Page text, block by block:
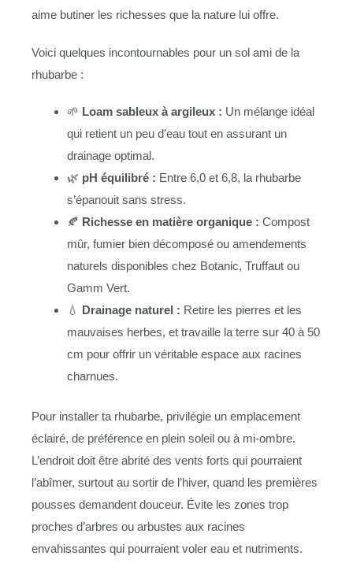
aime butiner les richesses que la nature lui offre.
Voici quelques incontournables pour un sol ami de la
rhubarbe :
🌱 Loam sableux à argileux : Un mélange idéal
qui retient un peu d’eau tout en assurant un
drainage optimal.
🌿 pH équilibré : Entre 6,0 et 6,8, la rhubarbe
s’épanouit sans stress.
🍂 Richesse en matière organique : Compost
mûr, fumier bien décomposé ou amendements
naturels disponibles chez Botanic, Truffaut ou
Gamm Vert.
💧 Drainage naturel : Retire les pierres et les
mauvaises herbes, et travaille la terre sur 40 à 50
cm pour offrir un véritable espace aux racines
charnues.
Pour installer ta rhubarbe, privilégie un emplacement
éclairé, de préférence en plein soleil ou à mi-ombre.
L’endroit doit être abrité des vents forts qui pourraient
l’abîmer, surtout au sortir de l’hiver, quand les premières
pousses demandent douceur. Évite les zones trop
proches d’arbres ou arbustes aux racines
envahissantes qui pourraient voler eau et nutriments.